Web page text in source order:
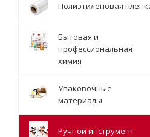
Полиэтиленовая
Бытовая и
профессиональная
химия
Упаковочные
материалы
Ручной инструмент